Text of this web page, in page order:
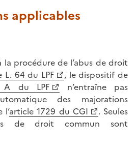
applicables
la procédure de l’abus de droit
L. 64 du LPF
, le dispositif de
du LPF
n’entraîne pas
des majorations
l’article 1729 du CGI
. Seules
de droit commun sont